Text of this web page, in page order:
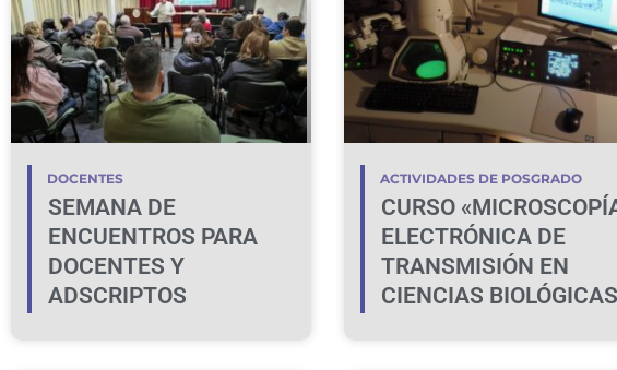
DOCENTES
SEMANA DE
ENCUENTROS PARA
DOCENTES Y
ADSCRIPTOS
ACTIVIDADES DE POSGRADO
CURSO
ELECTRÓNICA DE
TRANSMISIÓN EN
CIENCIAS